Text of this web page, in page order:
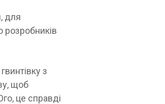
для
розробників
з
щоб
це справді